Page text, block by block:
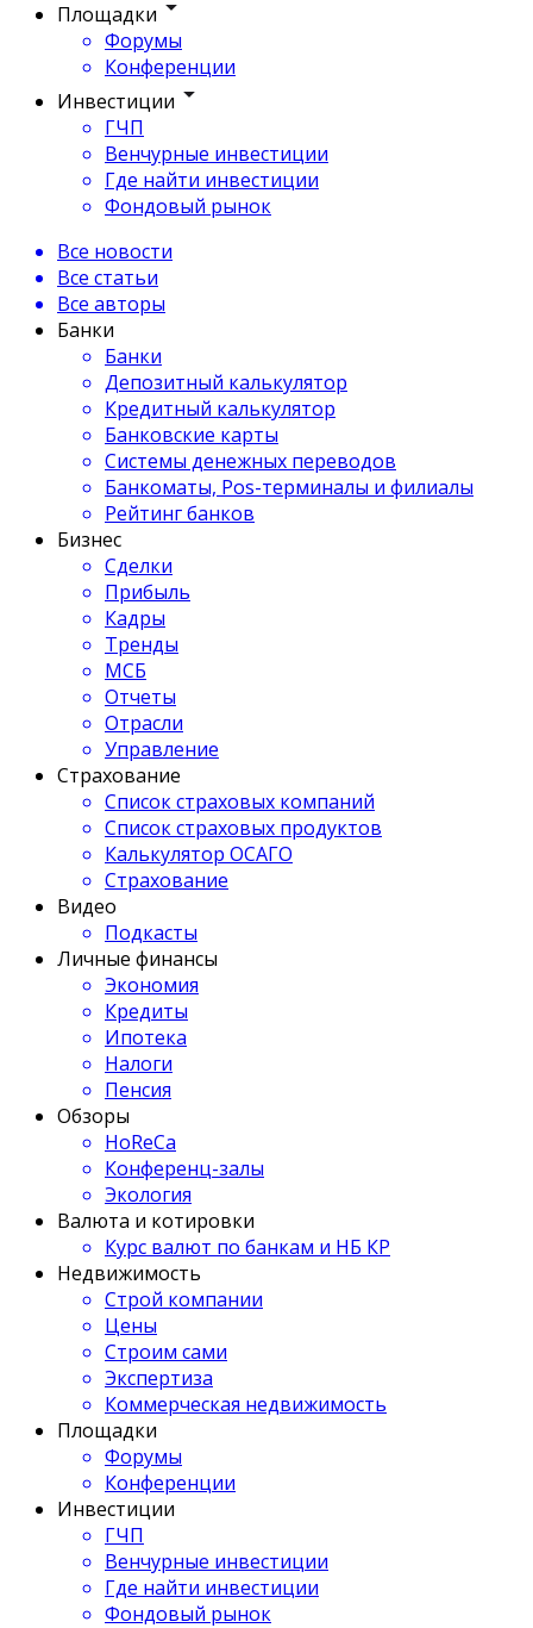
Площадки
Форумы
Конференции
Инвестиции
ГЧП
Венчурные инвестиции
Где найти инвестиции
Фондовый рынок
Все новости
Все статьи
Все авторы
Банки
Банки
Депозитный калькулятор
Кредитный калькулятор
Банковские карты
Системы денежных переводов
Банкоматы, Pos-терминалы и филиалы
Рейтинг банков
Бизнес
Сделки
Прибыль
Кадры
Тренды
МСБ
Отчеты
Отрасли
Управление
Страхование
Список страховых компаний
Список страховых продуктов
Калькулятор ОСАГО
Страхование
Видео
Подкасты
Личные финансы
Экономия
Кредиты
Ипотека
Налоги
Пенсия
Обзоры
HoReCa
Конференц-залы
Экология
Валюта и котировки
Курс валют по банкам и НБ КР
Недвижимость
Строй компании
Цены
Строим сами
Экспертиза
Коммерческая недвижимость
Площадки
Форумы
Конференции
Инвестиции
ГЧП
Венчурные инвестиции
Где найти инвестиции
Фондовый рынок